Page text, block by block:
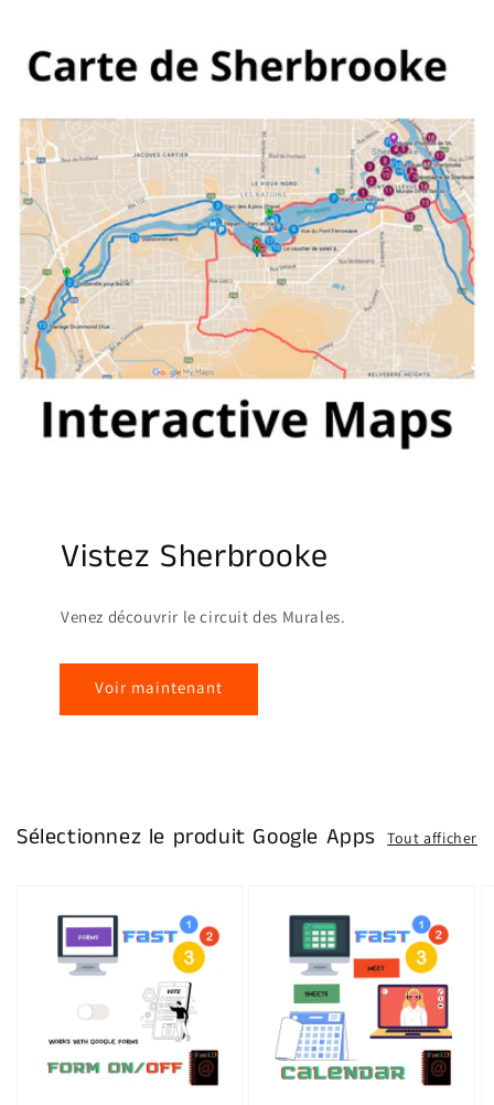
Vistez Sherbrooke
Venez découvrir le circuit des Murales.
Voir maintenant
Sélectionnez le produit Google Apps Tout afficher